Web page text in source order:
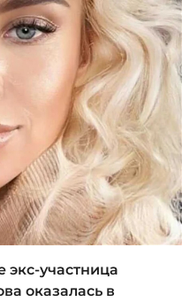
участница
оказалась в